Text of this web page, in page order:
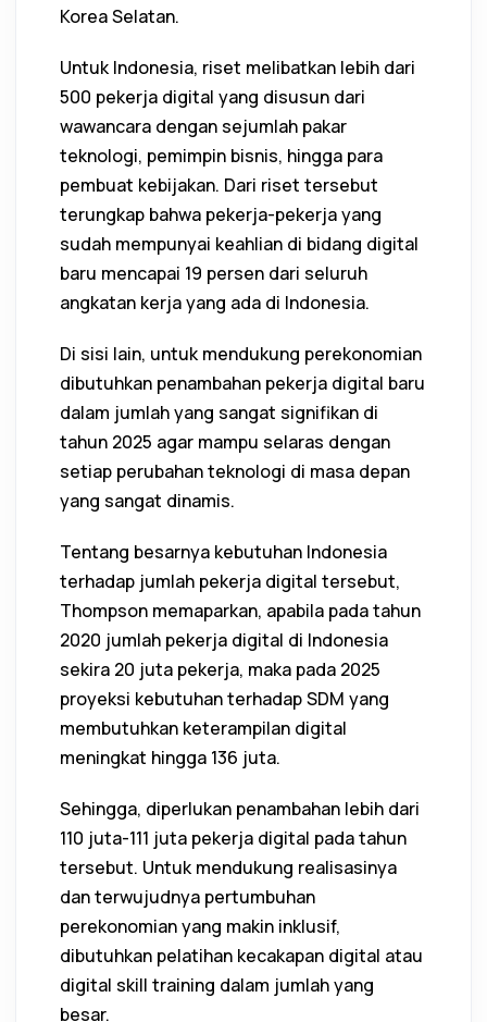
Korea Selatan.
Untuk Indonesia, riset melibatkan lebih dari
500 pekerja digital yang disusun dari
wawancara dengan sejumlah pakar
teknologi, pemimpin bisnis, hingga para
pembuat kebijakan. Dari riset tersebut
terungkap bahwa pekerja-pekerja yang
sudah mempunyai keahlian di bidang digital
baru mencapai 19 persen dari seluruh
angkatan kerja yang ada di Indonesia.
Di sisi lain, untuk mendukung perekonomian
dibutuhkan penambahan pekerja digital baru
dalam jumlah yang sangat signifikan di
tahun 2025 agar mampu selaras dengan
setiap perubahan teknologi di masa depan
yang sangat dinamis.
Tentang besarnya kebutuhan Indonesia
terhadap jumlah pekerja digital tersebut,
Thompson memaparkan, apabila pada tahun
2020 jumlah pekerja digital di Indonesia
sekira 20 juta pekerja, maka pada 2025
proyeksi kebutuhan terhadap SDM yang
membutuhkan keterampilan digital
meningkat hingga 136 juta.
Sehingga, diperlukan penambahan lebih dari
110 juta-111 juta pekerja digital pada tahun
tersebut. Untuk mendukung realisasinya
dan terwujudnya pertumbuhan
perekonomian yang makin inklusif,
dibutuhkan pelatihan kecakapan digital atau
digital skill training dalam jumlah yang
besar.